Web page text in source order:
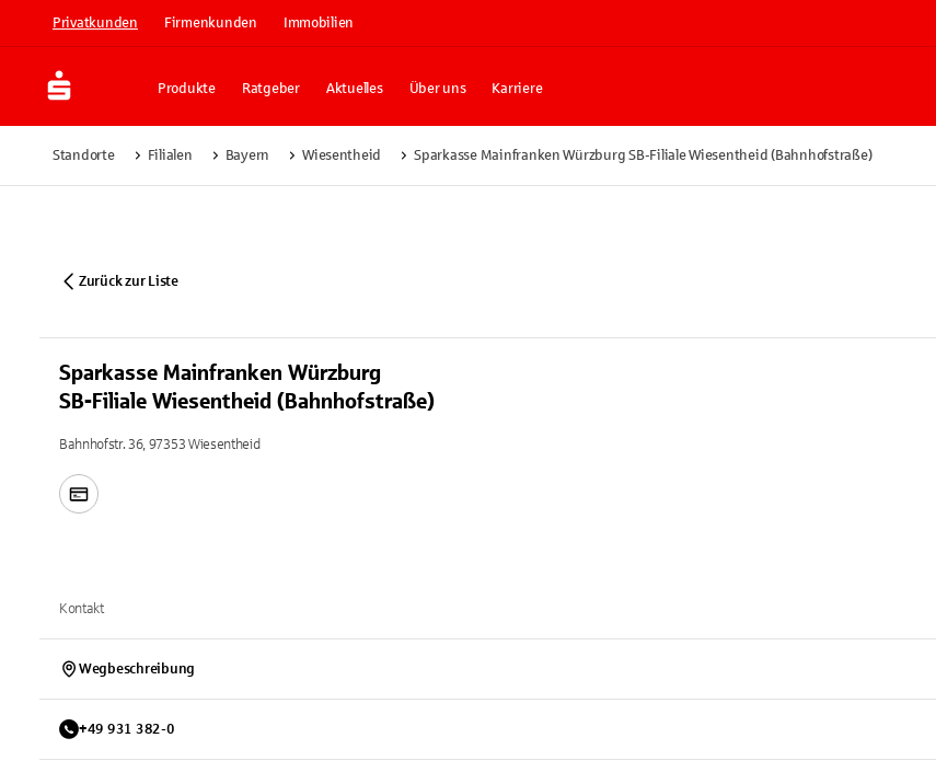
Privatkunden Firmenkunden Immobilien
Produkte Ratgeber Aktuelles Über uns Karriere
Standorte Filialen Bayern Wiesentheid Sparkasse Mainfranken Würzburg SB-Filiale Wiesentheid (Bahnhofstraße)
Zurück zur Liste
Sparkasse Mainfranken Würzburg
SB-Filiale Wiesentheid (Bahnhofstraße)
Bahnhofstr. 36, 97353 Wiesentheid
Kontakt
Wegbeschreibung
+49 931 382-0